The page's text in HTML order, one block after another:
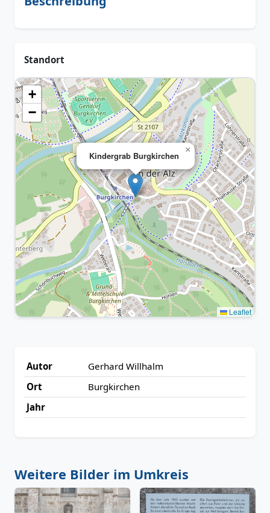
Standort
Kindergrab Burgkirchen
×
+
−
Leaflet
Autor
Gerhard Willhalm
Ort
Burgkirchen
Jahr
Weitere Bilder im Umkreis